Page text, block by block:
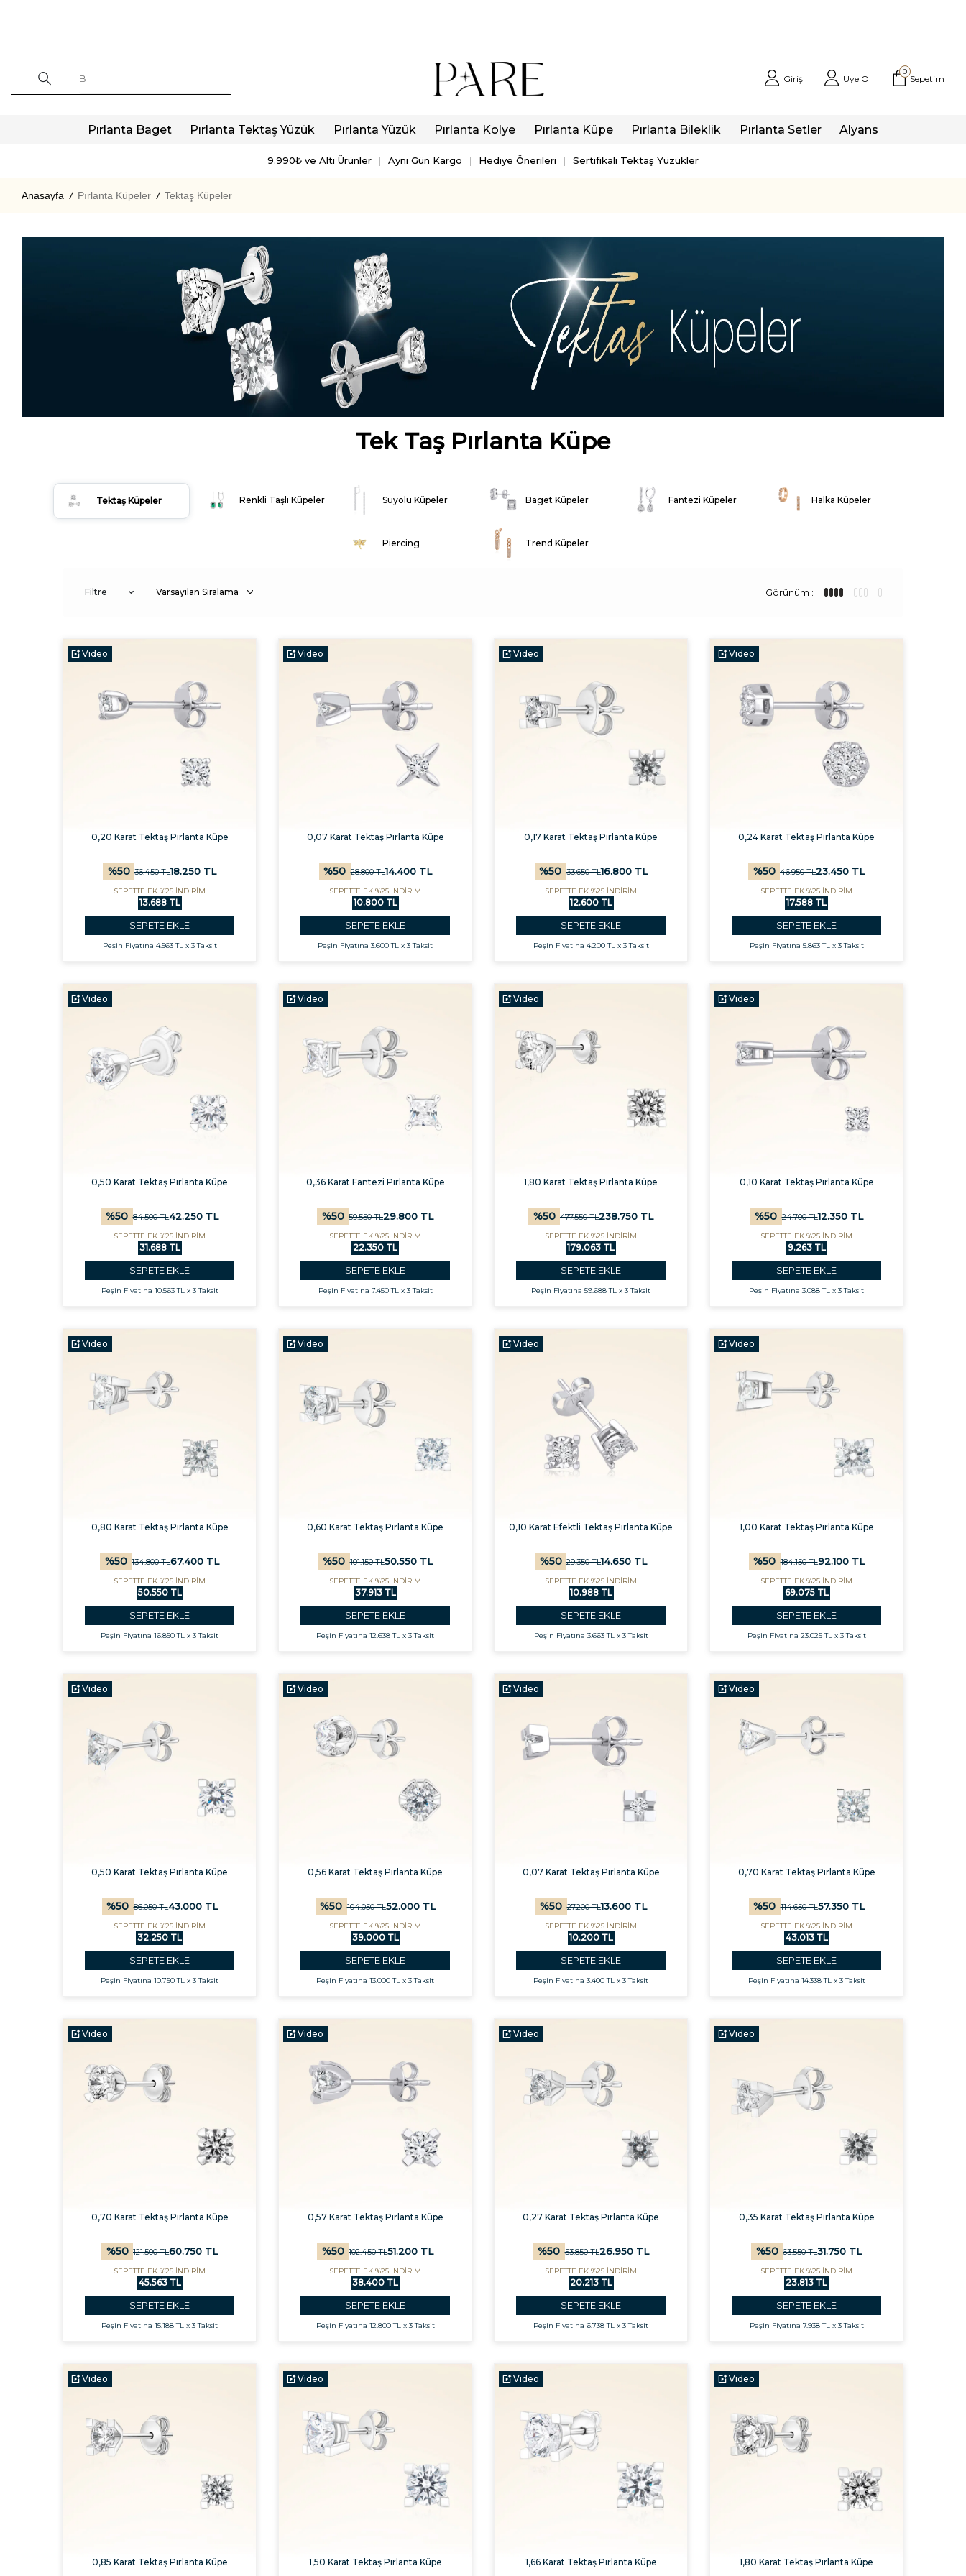
Giriş Üye Ol
0
Sepetim
Pırlanta Baget Pırlanta Tektaş Yüzük Pırlanta Yüzük Pırlanta Kolye Pırlanta Küpe Pırlanta Bileklik Pırlanta Setler Alyans
9.990₺ ve Altı Ürünler Aynı Gün Kargo Hediye Önerileri Sertifikalı Tektaş Yüzükler
Anasayfa / Pırlanta Küpeler / Tektaş Küpeler
Tek Taş Pırlanta Küpe
Tektaş Küpeler Renkli Taşlı Küpeler Suyolu Küpeler Baget Küpeler Fantezi Küpeler Halka Küpeler
Piercing Trend Küpeler
Filtre Görünüm :
Video
0,20 Karat Tektaş Pırlanta Küpe
%50 36.450TL18.250 TL
SEPETTE EK %25 İNDİRİM
13.688 TL
SEPETE EKLE
Peşin Fiyatına 4.563 TL x 3 Taksit
Video
0,07 Karat Tektaş Pırlanta Küpe
%50 28.800TL14.400TL
SEPETTE EK %25 İNDİRİM
10.800 TL
SEPETE EKLE
Peşin Fiyatına 3.600 TL x 3 Taksit
Video
0,17 Karat Tektaş Pırlanta Küpe
%50 33.650TL16.800TL
SEPETTE EK %25 İNDİRİM
12.600 TL
SEPETE EKLE
Peşin Fiyatına 4.200 TL x 3 Taksit
Video
0,24 Karat Tektaş Pırlanta Küpe
%50 46.950TL23.450 TL
SEPETTE EK %25 İNDİRİM
17.588 TL
SEPETE EKLE
Peşin Fiyatına 5.863 TL x 3 Taksit
Video
0,50 Karat Tektaş Pırlanta Küpe
%50 84.500TL42.250TL
SEPETTE EK %25 İNDİRİM
31.688 TL
SEPETE EKLE
Peşin Fiyatına 10.563 TL x 3 Taksit
Video
0,36 Karat Fantezi Pırlanta Küpe
%50 59.550TL29.800 TL
SEPETTE EK %25 İNDİRİM
22.350 TL
SEPETE EKLE
Peşin Fiyatına 7.450 TL x 3 Taksit
Video
1,80 Karat Tektaş Pırlanta Küpe
%50 477.550TL238.750 TL
SEPETTE EK %25 İNDİRİM
179.063 TL
SEPETE EKLE
Peşin Fiyatına 59.688 TL x 3 Taksit
Video
0,10 Karat Tektaş Pırlanta Küpe
%50 24.700TL12.350TL
SEPETTE EK %25 İNDİRİM
9.263 TL
SEPETE EKLE
Peşin Fiyatına 3.088 TL x 3 Taksit
Video
0,80 Karat Tektaş Pırlanta Küpe
%50 134.800TL67.400 TL
SEPETTE EK %25 İNDİRİM
50.550 TL
SEPETE EKLE
Peşin Fiyatına 16.850 TL x 3 Taksit
Video
0,60 Karat Tektaş Pırlanta Küpe
%50 101.150TL50.550TL
SEPETTE EK %25 İNDİRİM
37.913 TL
SEPETE EKLE
Peşin Fiyatına 12.638 TL x 3 Taksit
Video
0,10 Karat Efektli Tektaş Pırlanta Küpe
%50 29.350TL14.650 TL
SEPETTE EK %25 İNDİRİM
10.988 TL
SEPETE EKLE
Peşin Fiyatına 3.663 TL x 3 Taksit
Video
1,00 Karat Tektaş Pırlanta Küpe
%50 184.150TL92.100TL
SEPETTE EK %25 İNDİRİM
69.075 TL
SEPETE EKLE
Peşin Fiyatına 23.025 TL x 3 Taksit
Video
0,50 Karat Tektaş Pırlanta Küpe
%50 86.050TL43.000TL
SEPETTE EK %25 İNDİRİM
32.250 TL
SEPETE EKLE
Peşin Fiyatına 10.750 TL x 3 Taksit
Video
0,56 Karat Tektaş Pırlanta Küpe
%50 104.050TL52.000TL
SEPETTE EK %25 İNDİRİM
39.000 TL
SEPETE EKLE
Peşin Fiyatına 13.000 TL x 3 Taksit
Video
0,07 Karat Tektaş Pırlanta Küpe
%50 27.200TL13.600TL
SEPETTE EK %25 İNDİRİM
10.200 TL
SEPETE EKLE
Peşin Fiyatına 3.400 TL x 3 Taksit
Video
0,70 Karat Tektaş Pırlanta Küpe
%50 114.650TL57.350TL
SEPETTE EK %25 İNDİRİM
43.013 TL
SEPETE EKLE
Peşin Fiyatına 14.338 TL x 3 Taksit
Video
0,70 Karat Tektaş Pırlanta Küpe
%50 121.500TL60.750 TL
SEPETTE EK %25 İNDİRİM
45.563 TL
SEPETE EKLE
Peşin Fiyatına 15.188 TL x 3 Taksit
Video
0,57 Karat Tektaş Pırlanta Küpe
%50 102.450TL51.200 TL
SEPETTE EK %25 İNDİRİM
38.400 TL
SEPETE EKLE
Peşin Fiyatına 12.800 TL x 3 Taksit
Video
0,27 Karat Tektaş Pırlanta Küpe
%50 53.850TL26.950TL
SEPETTE EK %25 İNDİRİM
20.213 TL
SEPETE EKLE
Peşin Fiyatına 6.738 TL x 3 Taksit
Video
0,35 Karat Tektaş Pırlanta Küpe
%50 63.550TL31.750 TL
SEPETTE EK %25 İNDİRİM
23.813 TL
SEPETE EKLE
Peşin Fiyatına 7.938 TL x 3 Taksit
Video
0,85 Karat Tektaş Pırlanta Küpe
Video
1,50 Karat Tektaş Pırlanta Küpe
Video
1,66 Karat Tektaş Pırlanta Küpe
Video
1,80 Karat Tektaş Pırlanta Küpe